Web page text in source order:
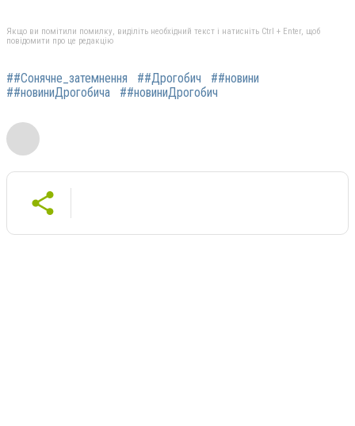
Якщо ви помітили помилку, виділіть необхідний текст і натисніть Ctrl + Enter, щоб
повідомити про це редакцію
##Сонячне_затемнення ##Дрогобич
##новини
##новиниДрогобича
##новиниДрогобич